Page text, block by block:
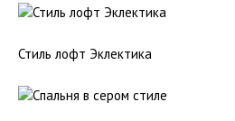
Стиль лофт Эклектика